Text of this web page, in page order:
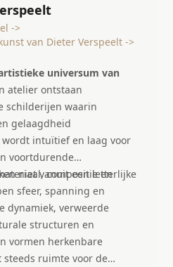
->
van Dieter Verspeelt ->
universum van
atelier ontstaan
schilderijen waarin
gelaagdheid
wordt intuïtief en laag voor
voortdurende
compositie en
niet vanuit een letterlijke
sfeer, spanning en
dynamiek, verweerde
structuren en
vormen herkenbare
ruimte voor de